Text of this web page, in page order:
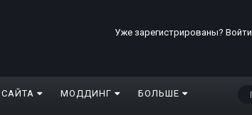
Уже зарегистрированы? Войти
МОДДИНГ БОЛЬШЕ